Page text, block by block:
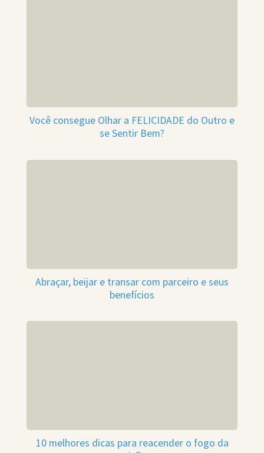
Você consegue Olhar a FELICIDADE do Outro e
se Sentir Bem?
Abraçar, beijar e transar com parceiro e seus
benefícios
10 melhores dicas para reacender o fogo da